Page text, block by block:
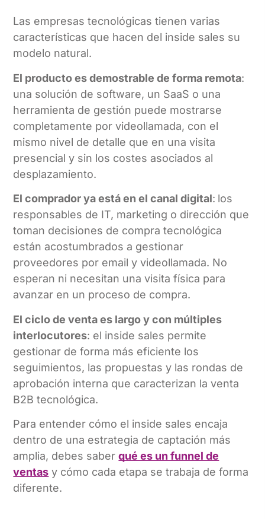
Las empresas tecnológicas tienen varias
características que hacen del inside sales su
modelo natural.
El producto es demostrable de forma remota:
una solución de software, un SaaS o una
herramienta de gestión puede mostrarse
completamente por videollamada, con el
mismo nivel de detalle que en una visita
presencial y sin los costes asociados al
desplazamiento.
El comprador ya está en el canal digital: los
responsables de IT, marketing o dirección que
toman decisiones de compra tecnológica
están acostumbrados a gestionar
proveedores por email y videollamada. No
esperan ni necesitan una visita física para
avanzar en un proceso de compra.
El ciclo de venta es largo y con múltiples
interlocutores: el inside sales permite
gestionar de forma más eficiente los
seguimientos, las propuestas y las rondas de
aprobación interna que caracterizan la venta
B2B tecnológica.
Para entender cómo el inside sales encaja
dentro de una estrategia de captación más
amplia, debes saberqué es un funnel de
ventas y cómo cada etapa se trabaja de forma
diferente.